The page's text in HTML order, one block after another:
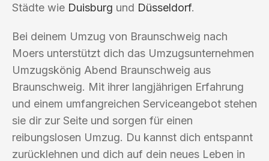
Städte wie Duisburg und Düsseldorf.
Bei deinem Umzug von Braunschweig nach
Moers unterstützt dich das Umzugsunternehmen
Umzugskönig Abend Braunschweig aus
Braunschweig. Mit ihrer langjährigen Erfahrung
und einem umfangreichen Serviceangebot stehen
sie dir zur Seite und sorgen für einen
reibungslosen Umzug. Du kannst dich entspannt
zurücklehnen und dich auf dein neues Leben in